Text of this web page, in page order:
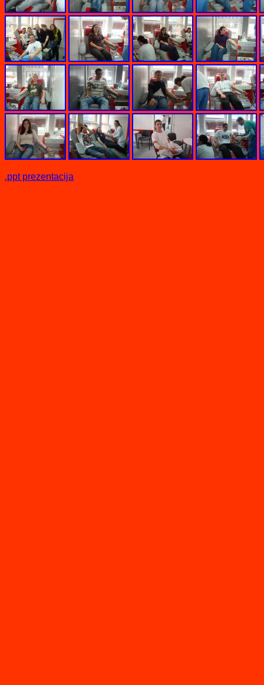
.ppt prezentacija